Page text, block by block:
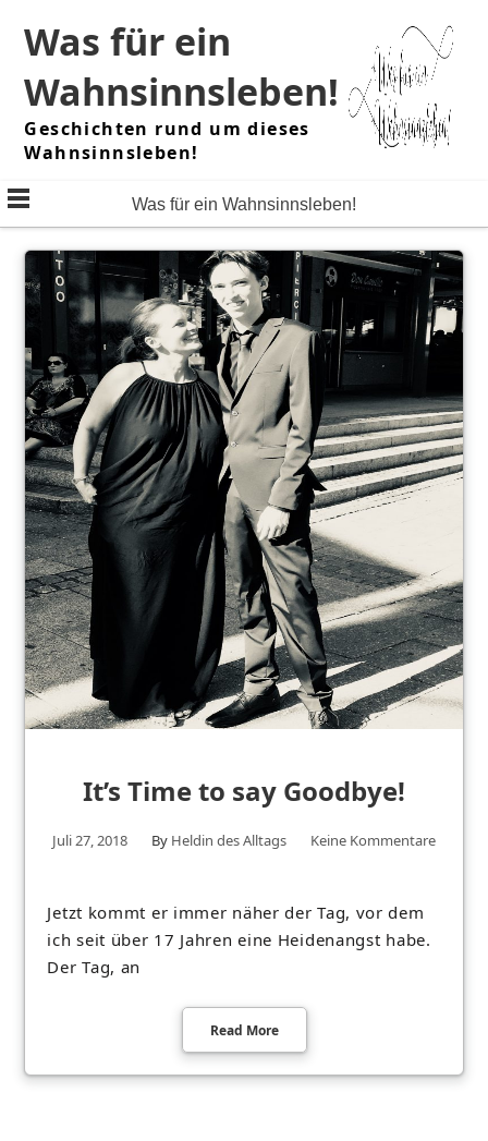
content
Was für ein
Wahnsinnsleben!
Geschichten rund um dieses
Wahnsinnsleben!
Was für ein Wahnsinnsleben!
It’s Time to say Goodbye!
Juli 27, 2018 By Heldin des Alltags Keine Kommentare
Jetzt kommt er immer näher der Tag, vor dem
ich seit über 17 Jahren eine Heidenangst habe.
Der Tag, an
Read More